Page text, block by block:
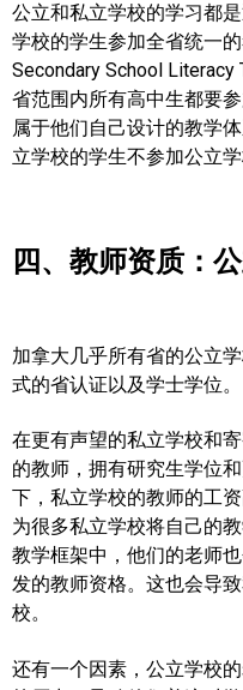
公立和私立学校的学习都
学校的学生参加全省统一
Secondary School
省范围内所有高中生都要
属于他们自己设计的教学
立学校的学生不参加公立学
四、教师资质：
加拿大几乎所有省的公立
式的省认证以及学士学位。
在更有声望的私立学校和
的教师，拥有研究生学位
下，私立学校的教师的工
为很多私立学校将自己的
教学框架中，他们的老师
发的教师资格。这也会导
校。
还有一个因素，公立学校